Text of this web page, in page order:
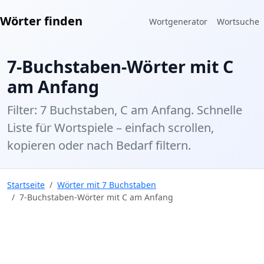
Wörter finden Wortgenerator Wortsuche
7-Buchstaben-Wörter mit C
am Anfang
Filter: 7 Buchstaben, C am Anfang. Schnelle
Liste für Wortspiele – einfach scrollen,
kopieren oder nach Bedarf filtern.
Startseite
Wörter mit 7 Buchstaben
7-Buchstaben-Wörter mit C am Anfang